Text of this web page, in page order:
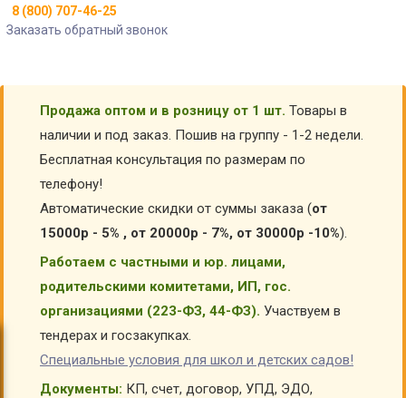
8 (800) 707-46-25
Заказать обратный звонок
Продажа оптом и в розницу от 1 шт. Товары в
наличии и под заказ. Пошив на группу - 1-2 недели.
Бесплатная консультация по размерам по
телефону!
Автоматические скидки от суммы заказа (от
15000р - 5% , от 20000р - 7%, от 30000р -10%).
Работаем с частными и юр. лицами,
родительскими комитетами, ИП, гос.
организациями (223-ФЗ, 44-ФЗ). Участвуем в
тендерах и госзакупках.
Специальные условия для школ и детских садов!
Документы: КП, счет, договор, УПД, ЭДО,